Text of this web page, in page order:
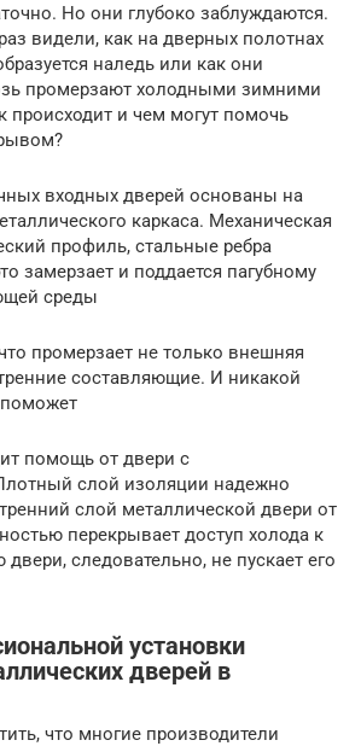
Но они глубоко заблуждаются.
видели, как на дверных полотнах
наледь или как они
промерзают холодными зимними
происходит и чем могут помочь
входных дверей основаны на
каркаса. Механическая
профиль, стальные ребра
замерзает и поддается пагубному
среды
промерзает не только внешняя
составляющие. И никакой
поможет
помощь от двери с
слой изоляции надежно
слой металлической двери от
перекрывает доступ холода к
следовательно, не пускает его
установки
дверей в
что многие производители